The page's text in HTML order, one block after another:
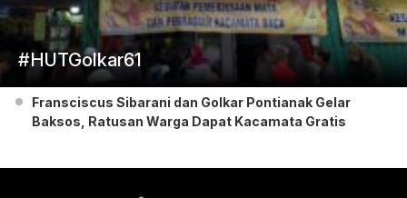
#HUTGolkar61
Fransciscus Sibarani dan Golkar Pontianak Gelar
Baksos, Ratusan Warga Dapat Kacamata Gratis